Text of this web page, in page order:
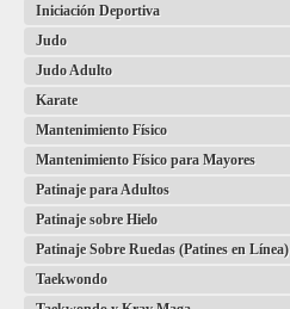
Iniciación Deportiva
Judo
Judo Adulto
Karate
Mantenimiento Físico
Mantenimiento Físico para Mayores
Patinaje para Adultos
Patinaje sobre Hielo
Patinaje Sobre Ruedas (Patines en Línea)
Taekwondo